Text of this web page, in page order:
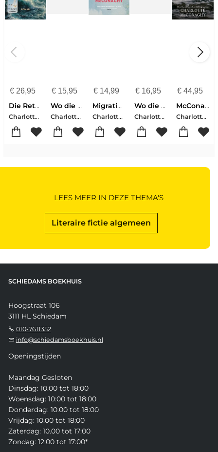
€26,95
Die Rettung
Charlotte McConaghy
€15,95
Wo die Wölfe sind
Charlotte McConaghy
€ 14,99
Migrations
Charlotte McConaghy
€ 16,95
Wo die Wölfe sind
Charlotte McConaghy
€ 44,95
McConaghy, C: Wild Dark Shore
Charlotte McConaghy
Literaire fictie algemeen
LEES MEER IN DEZE THEMA'S
SCHIEDAMS BOEKHUIS
Hoogstraat 106
3111 HL Schiedam
010-7611352
info@schiedamsboekhuis.nl
Openingstijden
Maandag Gesloten
Dinsdag: 10.00 tot 18:00
Woensdag: 10:00 tot 18:00
Donderdag: 10.00 tot 18:00
Vrijdag: 10.00 tot 18:00
Zaterdag: 10.00 tot 17:00
Zondag: 12:00 tot 17:00*